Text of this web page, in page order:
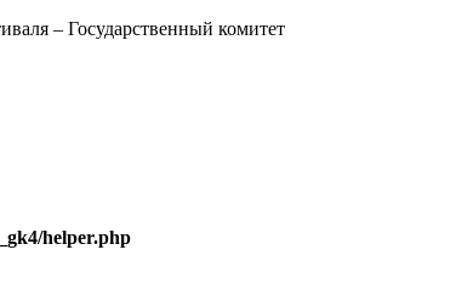
– Государственный комитет
helper.php